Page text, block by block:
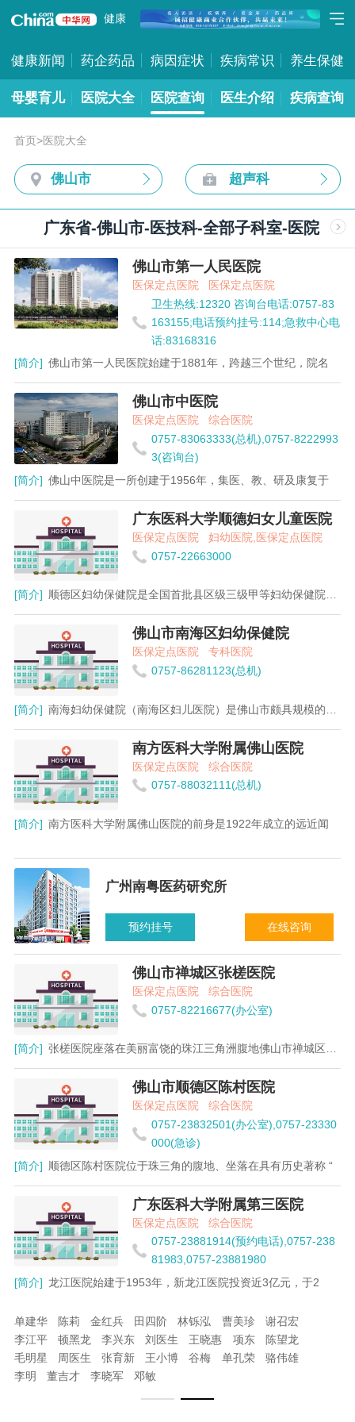
健康
健康新闻 药企药品 病因症状 疾病常识 养生保健
母婴育儿 医院大全 医院查询 医生介绍 疾病查询
首页>医院大全
佛山市 超声科
广东省-佛山市-医技科-全部子科室-医院
佛山市第一人民医院
医保定点医院
医保定点医院
卫生热线:12320 咨询台电话:0757-83
163155;电话预约挂号:114;急救中心电
话:83168316
[简介] 佛山市第一人民医院始建于1881年，跨越三个世纪，院名
佛山市中医院
医保定点医院
综合医院
0757-83063333(总机),0757-8222993
3(咨询台)
[简介] 佛山中医院是一所创建于1956年，集医、教、研及康复于
广东医科大学顺德妇女儿童医院
医保定点医院
妇幼医院,医保定点医院
0757-22663000
[简介] 顺德区妇幼保健院是全国首批县区级三级甲等妇幼保健院，全
佛山市南海区妇幼保健院
医保定点医院
专科医院
0757-86281123(总机)
[简介] 南海妇幼保健院（南海区妇儿医院）是佛山市颇具规模的三级
南方医科大学附属佛山医院
医保定点医院
综合医院
0757-88032111(总机)
[简介] 南方医科大学附属佛山医院的前身是1922年成立的远近闻
广州南粤医药研究所
预约挂号 在线咨询
佛山市禅城区张槎医院
医保定点医院
综合医院
0757-82216677(办公室)
[简介] 张槎医院座落在美丽富饶的珠江三角洲腹地佛山市禅城区纯阳
佛山市顺德区陈村医院
医保定点医院
综合医院
0757-23832501(办公室),0757-23330
000(急诊)
[简介]
顺德区陈村医院位于珠三角的腹地、坐落在具有历史著称 “
广东医科大学附属第三医院
医保定点医院
综合医院
0757-23881914(预约电话),0757-238
81983,0757-23881980
[简介] 龙江医院始建于1953年，新龙江医院投资近3亿元，于2
单建华 陈莉 金红兵 田四阶 林铄泓 曹美珍
谢召宏
李江平
顿黑龙 李兴东 刘医生 王晓惠 项东
陈望龙
毛明星
周医生 张育新 王小博 谷梅 单孔荣
骆伟雄
李明
董吉才 李晓军 邓敏